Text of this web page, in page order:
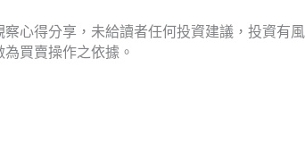
心得分享，未給讀者任何投資建議，投資有風
買賣操作之依據。